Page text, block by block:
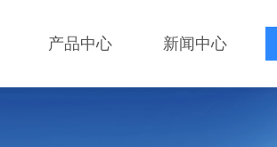
产品中心 新闻中心